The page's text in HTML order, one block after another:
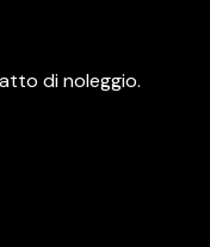
di noleggio.